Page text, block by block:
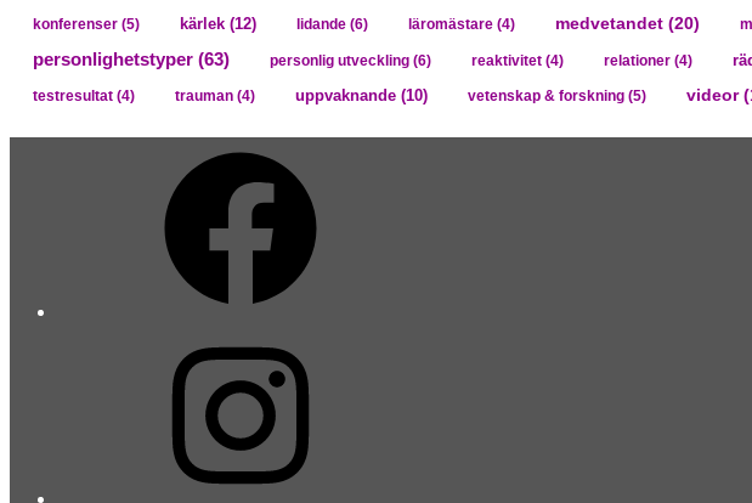
konferenser (5) kärlek (12) lidande (6) läromästare (4) medvetandet (20)
personlighetstyper (63) personlig utveckling (6) reaktivitet (4) relationer (4)
testresultat (4) trauman (4) uppvaknande (10) vetenskap & forskning (5) videor